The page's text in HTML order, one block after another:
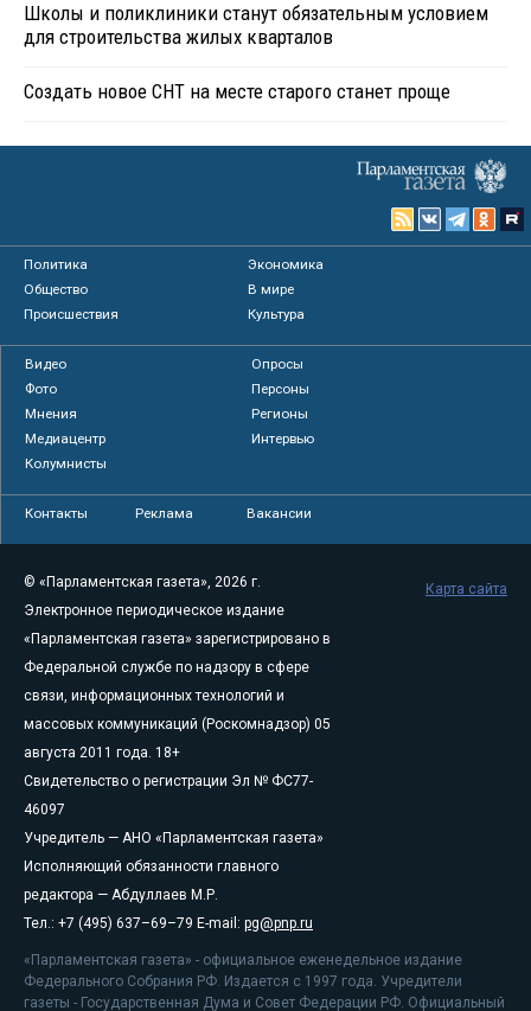
Школы и поликлиники станут обязательным условием
для строительства жилых кварталов
Создать новое СНТ на месте старого станет проще
Политика
Экономика
Общество
В мире
Происшествия
Культура
Видео
Опросы
Фото
Персоны
Мнения
Регионы
Медиацентр
Интервью
Колумнисты
Контакты Реклама Вакансии
© «Парламентская газета», 2026 г.
Электронное периодическое издание
«Парламентская газета» зарегистрировано в
Федеральной службе по надзору в сфере
связи, информационных технологий и
массовых коммуникаций (Роскомнадзор) 05
августа 2011 года. 18+
Свидетельство о регистрации Эл № ФС77-
46097
Учредитель — АНО «Парламентская газета»
Исполняющий обязанности главного
редактора — Абдуллаев М.Р.
Тел.: +7 (495) 637–69–79 E-mail: pg@pnp.ru
«Парламентская газета» - официальное еженедельное издание
Федерального Собрания РФ. Издается с 1997 года. Учредители
газеты - Государственная Дума и Совет Федерации РФ. Официальный
Карта сайта